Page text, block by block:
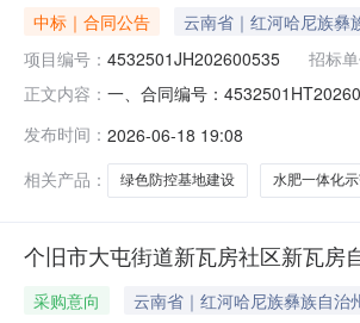
中标｜合同公告 云南省｜红河哈尼族彝
项目编号： 4532501JH202600535 招标单
正文内容： 一、合同编号：
彝族自治州蒙自市天马路西延西
发布时间： 2026-06-18 19:08
相关产品：
绿色防控基地建设 水肥一体化
个旧市大屯街道新瓦房社区新瓦房
采购意向 云南省｜红河哈尼族彝族自治